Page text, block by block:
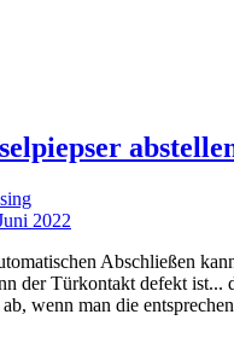
2022
Abschließen
der Türkontakt defekt ist...
wenn man die